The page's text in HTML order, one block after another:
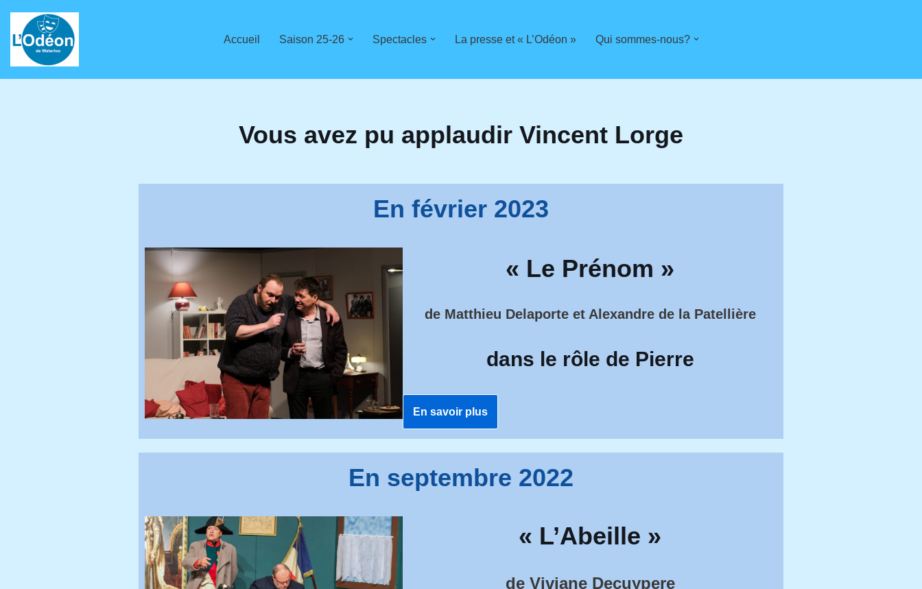
Aller
Accueil Saison 25-26 Spectacles La presse et « L’Odéon » Qui sommes-nous?
Vous avez pu applaudir Vincent Lorge
En février 2023
« Le Prénom »
de Matthieu Delaporte et Alexandre de la Patellière
dans le rôle de Pierre
En savoir plus
En septembre 2022
« L’Abeille »
de Viviane Decuypere